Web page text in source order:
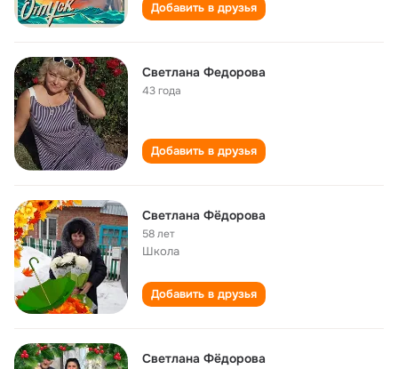
Добавить в друзья
Светлана Федорова
43 года
Добавить в друзья
Светлана Фёдорова
58 лет
Школа
Добавить в друзья
Светлана Фёдорова